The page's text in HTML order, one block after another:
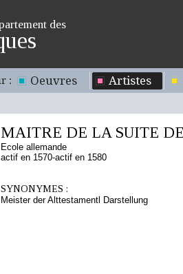
des
: Oeuvres Artistes
MAITRE DE LA SUITE
Ecole allemande
actif en 1570-actif en 1580
SYNONYMES :
Meister der Alttestamentl Darstellung